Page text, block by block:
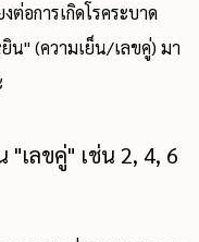
ต่อการเกิดโรคระบาด
น" (ความเย็น/เลขคู่) มา
"เลขคู่" เช่น 2, 4, 6